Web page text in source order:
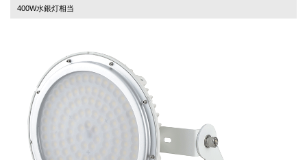
400W水銀灯相当